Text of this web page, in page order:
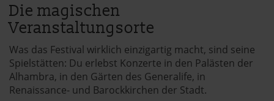
Die magischen
Veranstaltungsorte
Was das Festival wirklich einzigartig macht, sind seine
Spielstätten: Du erlebst Konzerte in den Palästen der
Alhambra, in den Gärten des Generalife, in
Renaissance- und Barockkirchen der Stadt.